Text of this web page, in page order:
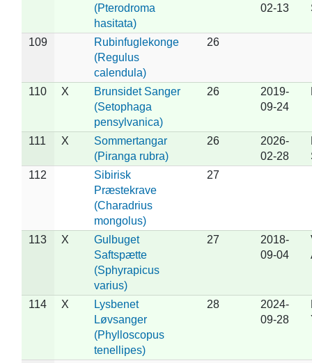
(Pterodroma
hasitata)
02-13
109
Rubinfuglekonge
(Regulus
calendula)
26
110 X
Brunsidet Sanger
(Setophaga
pensylvanica)
26
2019-
09-24
111 X
Sommertangar
(Piranga rubra)
26
2026-
02-28
112
Sibirisk
Præstekrave
(Charadrius
mongolus)
27
113 X
Gulbuget
Saftspætte
(Sphyrapicus
varius)
27
2018-
09-04
114 X
Lysbenet
Løvsanger
(Phylloscopus
tenellipes)
28
2024-
09-28